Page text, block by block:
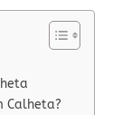
Calheta?